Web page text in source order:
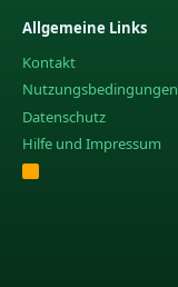
Allgemeine Links
Kontakt
Nutzungsbedingungen
Datenschutz
Hilfe und Impressum
R